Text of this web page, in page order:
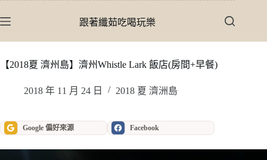
至
內
跟著纖茹吃喝玩樂
【2018夏 濟州島】濟州Whistle Lark 飯店(房間+早餐)
2018 年 11 月 24 日 2018 夏 濟洲島
Google 偏好來源 Facebook